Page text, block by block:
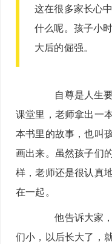
这在很多家长心
什么呢。孩子小
大后的倔强。
自尊是人生要
课堂里，老师拿出一
本书里的故事，也叫
画出来。虽然孩子们
样，老师还是很认真
在一起。
他告诉大家，
们小，以后长大了，